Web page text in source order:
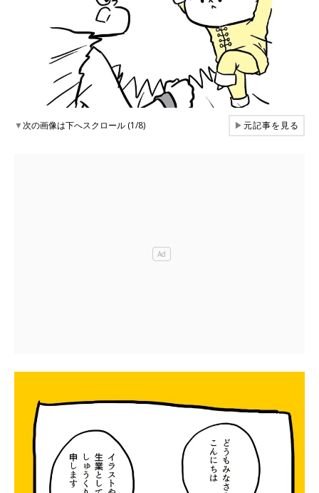
▼次の画像は下へスクロール (1/8) ▶元記事を見る